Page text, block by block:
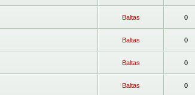
Baltas 0
Baltas 0
Baltas 0
Baltas 0